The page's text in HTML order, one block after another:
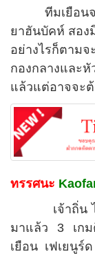
ทีมเยือนจะไ
ยาฮันบัคห์ สอ
อย่างไรก็ตามจ
กองกลางและ
แล้วแต่อาจจะ
ทรรศนะ
เจ้าถิ่น ไนย์
มาแล้ว 3 เกม
เยือน เฟเยนูร์